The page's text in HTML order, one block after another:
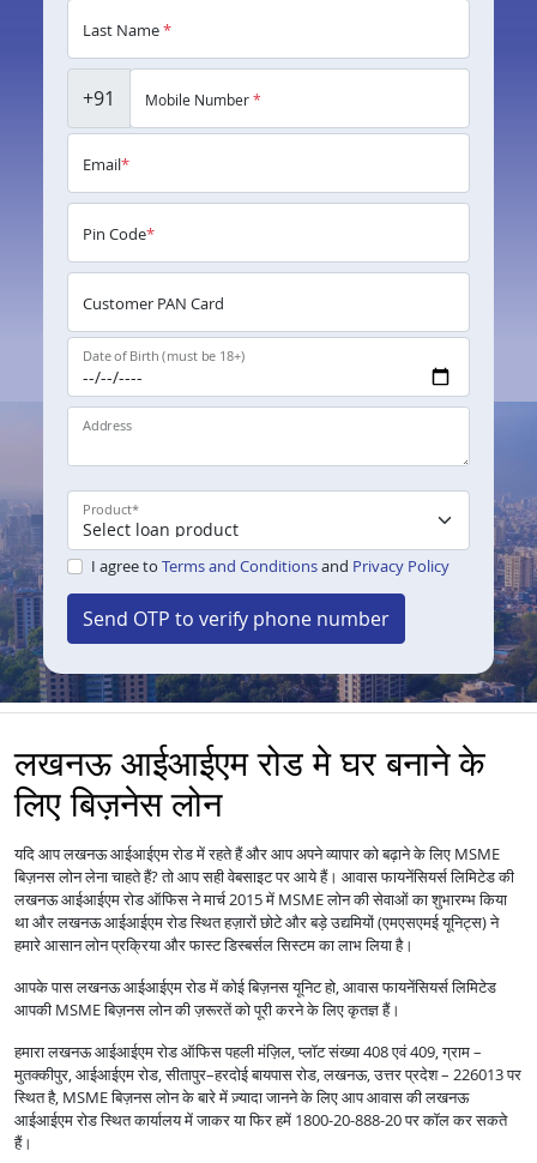
Last Name*
+91 Mobile Number*
Email*
Pin Code*
Customer PAN Card
Date of Birth (must be 18+)
Address
Product*
I agree to Terms and Conditionsand Privacy Policy
Send OTP to verify phone number
लखनऊ आईआईएम रोड मे घर बनाने के
लिए बिज़नेस लोन
यदि आप लखनऊ आईआईएम रोड में रहते हैं और आप अपने व्यापार को बढ़ाने के लिए MSME
बिज़नस लोन लेना चाहते हैं? तो आप सही वेबसाइट पर आये हैं। आवास फायनेंसियर्स लिमिटेड की
लखनऊ आईआईएम रोड ऑफिस ने मार्च 2015 में MSME लोन की सेवाओं का शुभारम्भ किया
था और लखनऊ आईआईएम रोड स्थित हज़ारों छोटे और बड़े उद्यमियों (एमएसएमई यूनिट्स) ने
हमारे आसान लोन प्रक्रिया और फास्ट डिस्बर्सल सिस्टम का लाभ लिया है।
आपके पास लखनऊ आईआईएम रोड में कोई बिज़नस यूनिट हो, आवास फायनेंसियर्स लिमिटेड
आपकी MSME बिज़नस लोन की ज़रूरतें को पूरी करने के लिए कृतज्ञ हैं।
हमारा लखनऊ आईआईएम रोड ऑफिस पहली मंज़िल, प्लॉट संख्या 408 एवं 409, ग्राम –
मुतक्कीपुर, आईआईएम रोड, सीतापुर–हरदोई बायपास रोड, लखनऊ, उत्तर प्रदेश – 226013 पर
स्थित है, MSME बिज़नस लोन के बारे में ज़्यादा जानने के लिए आप आवास की लखनऊ
आईआईएम रोड स्थित कार्यालय में जाकर या फिर हमें 1800-20-888-20 पर कॉल कर सकते
हैं।